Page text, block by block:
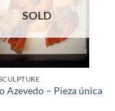
SOLD
Azevedo – Pieza única